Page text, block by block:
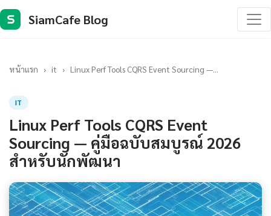
S SiamCafe Blog
หน้าแรก › it › Linux Perf Tools CQRS Event Sourcing —...
IT
Linux Perf Tools CQRS Event
Sourcing — คู่มือฉบับสมบูรณ์ 2026
สำหรับนักพัฒนา